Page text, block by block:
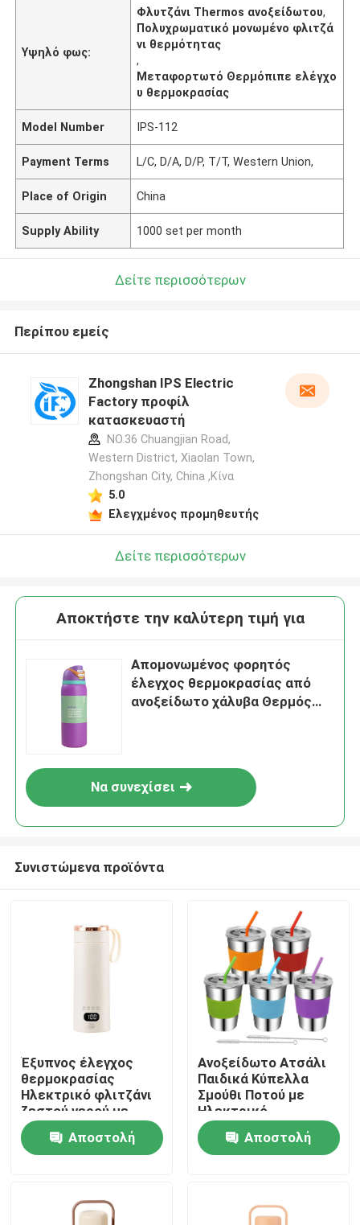
Σπίτι
Σχετικά με εμάς
Υψηλό φως:
Φλυτζάνι Thermos ανοξείδωτου,
Πολυχρωματικό μονωμένο φλιτζά
νι θερμότητας
,
Μεταφορτωτό Θερμόπιπε ελέγχο
υ θερμοκρασίας
Model Number IPS-112
Payment Terms L/C, D/A, D/P, T/T, Western Union,
Place of Origin China
Supply Ability 1000 set per month
Δείτε περισσότερων
Περίπου εμείς
Zhongshan IPS Electric
Factory προφίλ
κατασκευαστή
NO.36 Chuangjian Road,
Western District, Xiaolan Town,
Zhongshan City, China ,Κίνα
5.0
Ελεγχμένος προμηθευτής
Δείτε περισσότερων
Αποκτήστε την καλύτερη τιμή για
Απομονωμένος φορητός
έλεγχος θερμοκρασίας από
ανοξείδωτο χάλυβα Θερμός
Να συνεχίσει
Συνιστώμενα προϊόντα
Έξυπνος έλεγχος
θερμοκρασίας
Ηλεκτρικό φλιτζάνι
ζεστού νερού με
λειτουργία Keep
Warm
Αποστολή
Ανοξείδωτο Ατσάλι
Παιδικά Κύπελλα
Σμούθι Ποτού με
Ηλεκτρικό
Θερμαινόμενο
Κύπελλο Νερού και
Χαρακτηριστικό
Αποστολή